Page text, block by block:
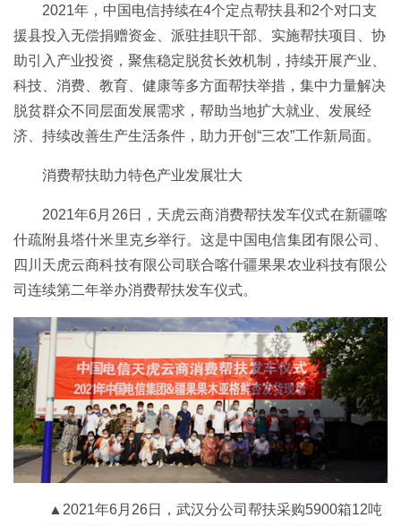
2021年，中国电信持续在4个定点帮扶县和2个对口支
援县投入无偿捐赠资金、派驻挂职干部、实施帮扶项目、协
助引入产业投资，聚焦稳定脱贫长效机制，持续开展产业、
科技、消费、教育、健康等多方面帮扶举措，集中力量解决
脱贫群众不同层面发展需求，帮助当地扩大就业、发展经
济、持续改善生产生活条件，助力开创“三农”工作新局面。
消费帮扶助力特色产业发展壮大
2021年6月26日，天虎云商消费帮扶发车仪式在新疆喀
什疏附县塔什米里克乡举行。这是中国电信集团有限公司、
四川天虎云商科技有限公司联合喀什疆果果农业科技有限公
司连续第二年举办消费帮扶发车仪式。
▲2021年6月26日，武汉分公司帮扶采购5900箱12吨